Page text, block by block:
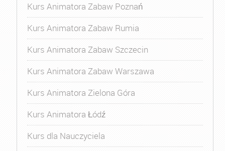
Kurs Animatora Zabaw Poznań
Kurs Animatora Zabaw Rumia
Kurs Animatora Zabaw Szczecin
Kurs Animatora Zabaw Warszawa
Kurs Animatora Zielona Góra
Kurs Animatora Łódź
Kurs dla Nauczyciela